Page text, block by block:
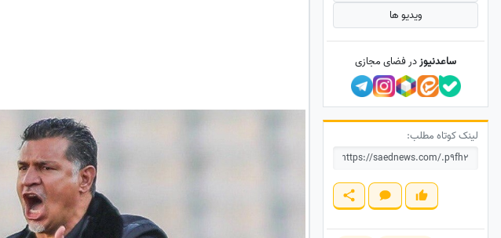
ویدیو ها
ساعدنیوزدر فضای مجازی
لینک کوتاه مطلب: